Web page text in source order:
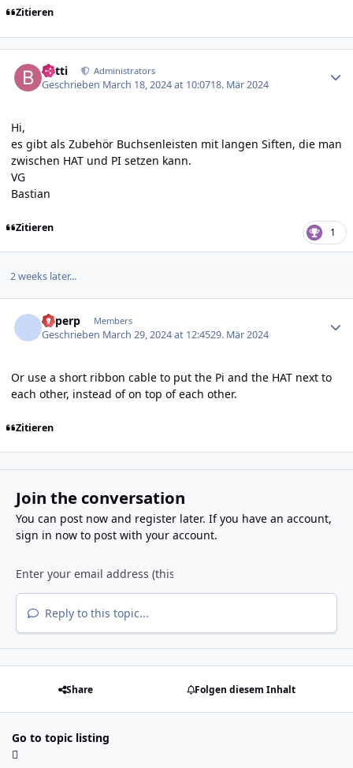
Zitieren
batti Administrators
Geschrieben March 18, 2024 at 10:0718. Mär 2024
Hi,
es gibt als Zubehör Buchsenleisten mit langen Siften, die man
zwischen HAT und PI setzen kann.
VG
Bastian
Zitieren 1
2 weeks later...
Superp Members
Geschrieben March 29, 2024 at 12:4529. Mär 2024
Or use a short ribbon cable to put the Pi and the HAT next to
each other, instead of on top of each other.
Zitieren
Join the conversation
You can post now and register later. If you have an account,
sign in nowto post with your account.
Reply to this topic...
Share Folgen diesem Inhalt
Go to topic listing